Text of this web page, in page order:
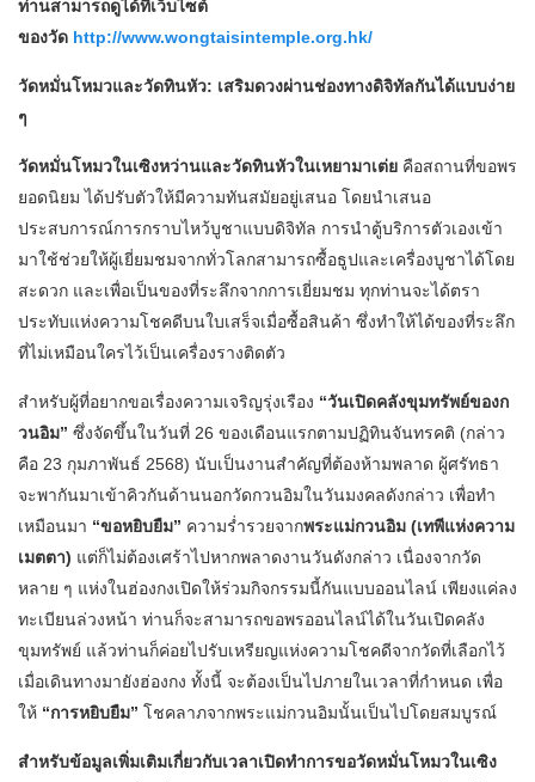
ท่านสามารถดูได้ที่เว็บไซต์
ของวัด http://www.wongtaisintemple.org.hk/
วัดหมั่นโหมวและวัดทินหัว: เสริมดวงผ่านช่องทางดิจิทัลกันได้แบบง่าย
ๆ
วัดหมั่นโหมวในเซิงหว่านและวัดทินหัวในเหยามาเต่ย คือสถานที่ขอพร
ยอดนิยม ได้ปรับตัวให้มีความทันสมัยอยู่เสนอ โดยนำเสนอ
ประสบการณ์การกราบไหว้บูชาแบบดิจิทัล การนำตู้บริการตัวเองเข้า
มาใช้ช่วยให้ผู้เยี่ยมชมจากทั่วโลกสามารถซื้อธูปและเครื่องบูชาได้โดย
สะดวก และเพื่อเป็นของที่ระลึกจากการเยี่ยมชม ทุกท่านจะได้ตรา
ประทับแห่งความโชคดีบนใบเสร็จเมื่อซื้อสินค้า ซึ่งทำให้ได้ของที่ระลึก
ที่ไม่เหมือนใครไว้เป็นเครื่องรางติดตัว
สำหรับผู้ที่อยากขอเรื่องความเจริญรุ่งเรือง “วันเปิดคลังขุมทรัพย์ของก
วนอิม” ซึ่งจัดขึ้นในวันที่ 26 ของเดือนแรกตามปฏิทินจันทรคติ (กล่าว
คือ 23 กุมภาพันธ์ 2568) นับเป็นงานสำคัญที่ต้องห้ามพลาด ผู้ศรัทธา
จะพากันมาเข้าคิวกันด้านนอกวัดกวนอิมในวันมงคลดังกล่าว เพื่อทำ
เหมือนมา “ขอหยิบยืม” ความร่ำรวยจากพระแม่กวนอิม (เทพีแห่งความ
เมตตา) แต่ก็ไม่ต้องเศร้าไปหากพลาดงานวันดังกล่าว เนื่องจากวัด
หลาย ๆ แห่งในฮ่องกงเปิดให้ร่วมกิจกรรมนี้กันแบบออนไลน์ เพียงแค่ลง
ทะเบียนล่วงหน้า ท่านก็จะสามารถขอพรออนไลน์ได้ในวันเปิดคลัง
ขุมทรัพย์ แล้วท่านก็ค่อยไปรับเหรียญแห่งความโชคดีจากวัดที่เลือกไว้
เมื่อเดินทางมายังฮ่องกง ทั้งนี้ จะต้องเป็นไปภายในเวลาที่กำหนด เพื่อ
ให้ “การหยิบยืม” โชคลาภจากพระแม่กวนอิมนั้นเป็นไปโดยสมบูรณ์
สำหรับข้อมูลเพิ่มเติมเกี่ยวกับเวลาเปิดทำการขอวัดหมั่นโหมวในเซิง